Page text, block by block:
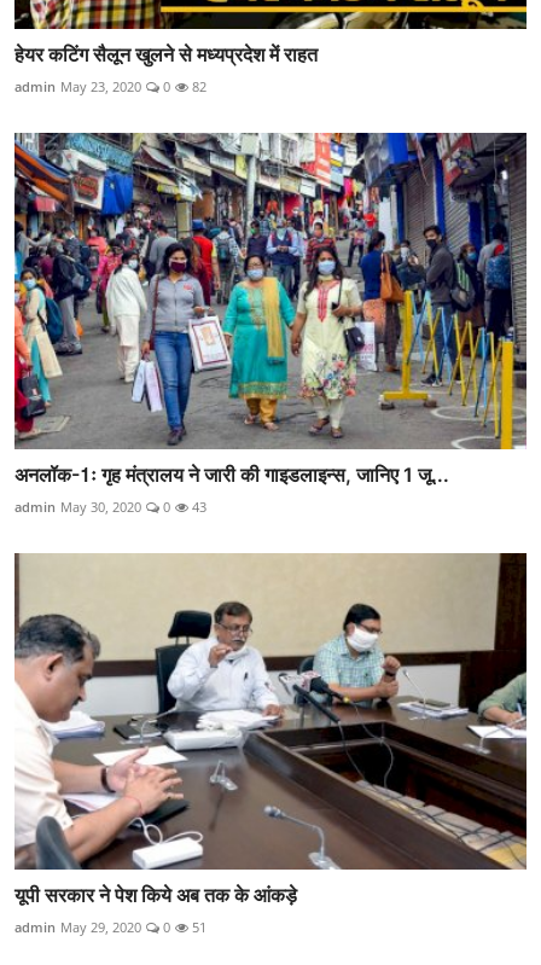
हेयर कटिंग सैलून खुलने से मध्यप्रदेश में राहत
admin May 23, 2020 0 82
अनलॉक-1ः गृह मंत्रालय ने जारी की गाइडलाइन्स, जानिए 1 जू...
admin May 30, 2020 0 43
यूपी सरकार ने पेश किये अब तक के आंकड़े
admin May 29, 2020 0 51